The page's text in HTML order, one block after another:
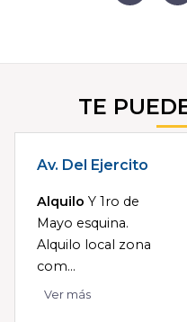
TE
Av. Del Ejercito
Alquilo Y 1ro de
Mayo esquina.
Alquilo local zona
com...
Ver más